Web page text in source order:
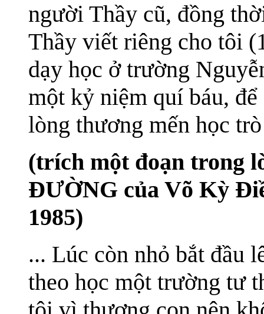
người Thầy cũ, đồng
Thầy viết riêng cho tôi
dạy học ở trường
một kỷ niệm quí báu,
lòng thương mến học
(trích một đoạn trong
ĐƯỜNG của Võ Kỳ
1985)
... Lúc còn nhỏ bắt đầu
theo học một trường tư